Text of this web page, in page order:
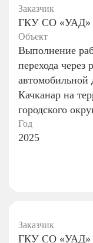
Заказчик
ГКУ СО «УАД»
Объект
Выполнение
перехода
автомобильной
Качканар на
городского
Год
2025
Заказчик
ГКУ СО «УАД»